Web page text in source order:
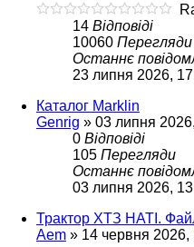
14 Відповіді
10060 Перегляди
Останнє
23 липня 2026,
Каталог Marklin
Genrig » 03 липня
0 Відповіді
105 Перегляди
Останнє
03 липня 2026,
Трактор ХТЗ НАТІ.
Aem » 14 червня 2026,